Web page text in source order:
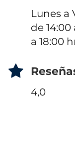
Lunes a
de 14:00
a 18:00
4,0